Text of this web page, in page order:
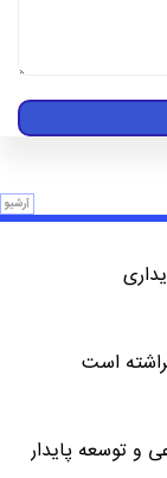
آرشیو
است
و توسعه پایدار